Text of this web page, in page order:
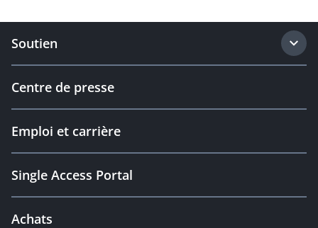
Soutien
Centre de presse
Emploi et carrière
Single Access Portal
Achats